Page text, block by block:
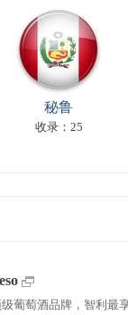
秘鲁
收录：25
葡萄酒品牌，智利最